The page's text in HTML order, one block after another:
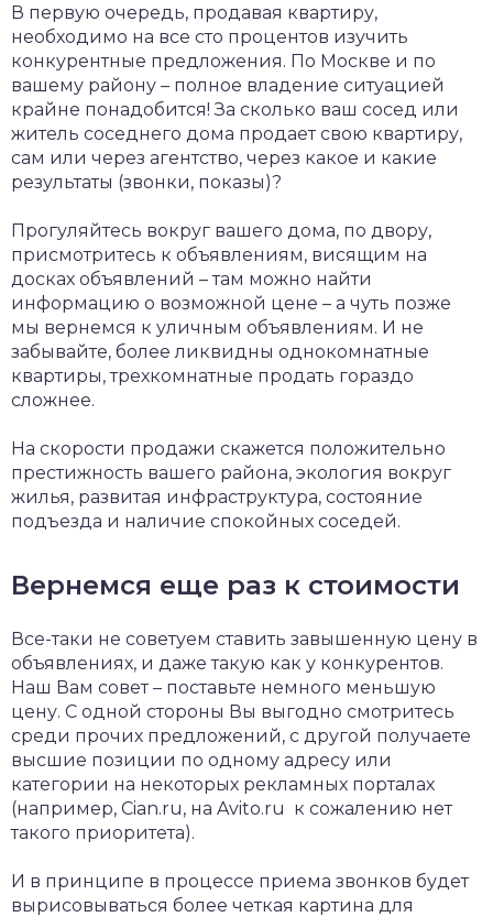
В первую очередь, продавая квартиру,
необходимо на все сто процентов изучить
конкурентные предложения. По Москве и по
вашему району – полное владение ситуацией
крайне понадобится! За сколько ваш сосед или
житель соседнего дома продает свою квартиру,
сам или через агентство, через какое и какие
результаты (звонки, показы)?
Прогуляйтесь вокруг вашего дома, по двору,
присмотритесь к объявлениям, висящим на
досках объявлений – там можно найти
информацию о возможной цене – а чуть позже
мы вернемся к уличным объявлениям. И не
забывайте, более ликвидны однокомнатные
квартиры, трехкомнатные продать гораздо
сложнее.
На скорости продажи скажется положительно
престижность вашего района, экология вокруг
жилья, развитая инфраструктура, состояние
подъезда и наличие спокойных соседей.
Вернемся еще раз к стоимости
Все-таки не советуем ставить завышенную цену в
объявлениях, и даже такую как у конкурентов.
Наш Вам совет – поставьте немного меньшую
цену. С одной стороны Вы выгодно смотритесь
среди прочих предложений, с другой получаете
высшие позиции по одному адресу или
категории на некоторых рекламных порталах
(например, Cian.ru, на Avito.ru к сожалению нет
такого приоритета).
И в принципе в процессе приема звонков будет
вырисовываться более четкая картина для